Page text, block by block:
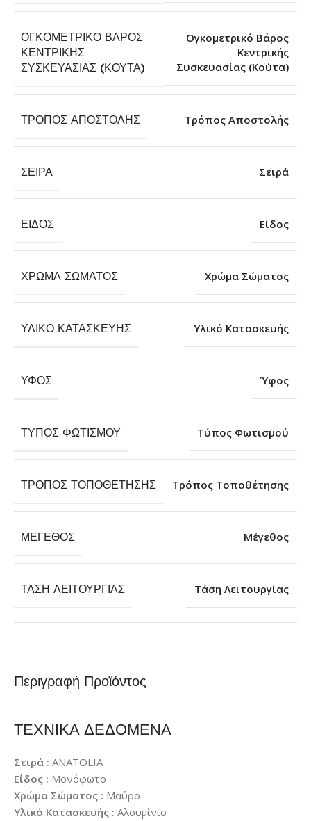
Περιγραφή Προϊόντος
ΤΕΧΝΙΚΑ ΔΕΔΟΜΕΝΑ
Σειρά : ANATOLIA
Είδος : Μονόφωτο
Χρώμα Σώματος : Μαύρο
Υλικό Κατασκευής : Αλουμίνιο
ΟΓΚΟΜΕΤΡΙΚΌ ΒΆΡΟΣ
ΚΕΝΤΡΙΚΉΣ
ΣΥΣΚΕΥΑΣΊΑΣ (ΚΟΎΤΑ)
Ογκομετρικό Βάρος
Κεντρικής
Συσκευασίας (Κούτα)
ΤΡΌΠΟΣ ΑΠΟΣΤΟΛΉΣ Τρόπος Αποστολής
ΣΕΙΡΆ Σειρά
ΕΊΔΟΣ Είδος
ΧΡΏΜΑ ΣΏΜΑΤΟΣ Χρώμα Σώματος
ΥΛΙΚΌ ΚΑΤΑΣΚΕΥΉΣ Υλικό Κατασκευής
ΎΦΟΣ Ύφος
ΤΎΠΟΣ ΦΩΤΙΣΜΟΎ Τύπος Φωτισμού
ΤΡΌΠΟΣ ΤΟΠΟΘΈΤΗΣΗΣ Τρόπος Τοποθέτησης
ΜΈΓΕΘΟΣ Μέγεθος
ΤΆΣΗ ΛΕΙΤΟΥΡΓΊΑΣ Τάση Λειτουργίας